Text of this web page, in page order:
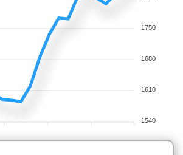
1750
1680
1610
1540